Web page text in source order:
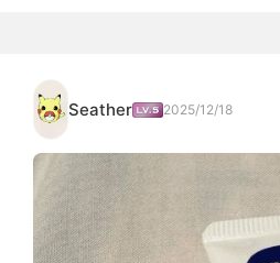
Seather 2025/12/18